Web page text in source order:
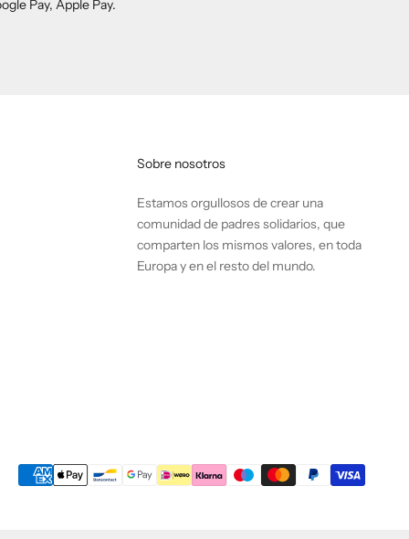
Pay, Apple Pay.
Sobre nosotros
Estamos orgullosos de crear una
comunidad de padres solidarios, que
comparten los mismos valores, en toda
Europa y en el resto del mundo.